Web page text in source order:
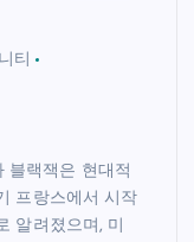
티
블랙잭은 현대적
프랑스에서 시작
알려졌으며, 미